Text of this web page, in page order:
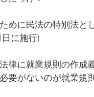
めに民法の特別法と
に施行)
律に就業規則の作成
要がないのが就業規則